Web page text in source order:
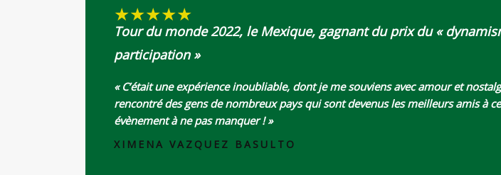
★★★★★
Tour du monde 2022, le Mexique, gagnant du prix du «
participation »
« C’était une expérience inoubliable, dont je me souviens avec amour et
rencontré des gens de nombreux pays qui sont devenus les meilleurs amis à
évènement à ne pas manquer ! »
XIMENA VAZQUEZ BASULTO